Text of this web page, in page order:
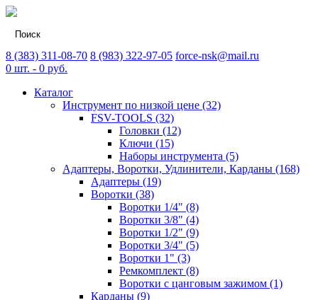
8 (383) 311-08-70 8 (983) 322-97-05 force-nsk@mail.ru
0 шт. - 0 руб.
Каталог
Инструмент по низкой цене (32)
FSV-TOOLS (32)
Головки (12)
Ключи (15)
Наборы инструмента (5)
Адаптеры, Воротки, Удлинители, Карданы (168)
Адаптеры (19)
Воротки (38)
Воротки 1/4" (8)
Воротки 3/8" (4)
Воротки 1/2" (9)
Воротки 3/4" (5)
Воротки 1" (3)
Ремкомплект (8)
Воротки с цанговым зажимом (1)
Карданы (9)